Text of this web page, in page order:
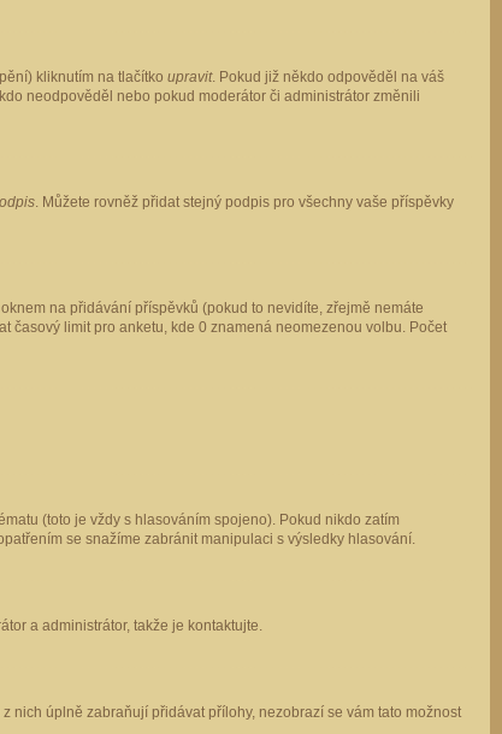
kliknutím na tlačítko upravit. Pokud již někdo odpověděl na váš
neodpověděl nebo pokud moderátor či administrátor změnili
. Můžete rovněž přidat stejný podpis pro všechny vaše příspěvky
na přidávání příspěvků (pokud to nevidíte, zřejmě nemáte
časový limit pro anketu, kde 0 znamená neomezenou volbu. Počet
(toto je vždy s hlasováním spojeno). Pokud nikdo zatím
se snažíme zabránit manipulaci s výsledky hlasování.
a administrátor, takže je kontaktujte.
nich úplně zabraňují přidávat přílohy, nezobrazí se vám tato možnost